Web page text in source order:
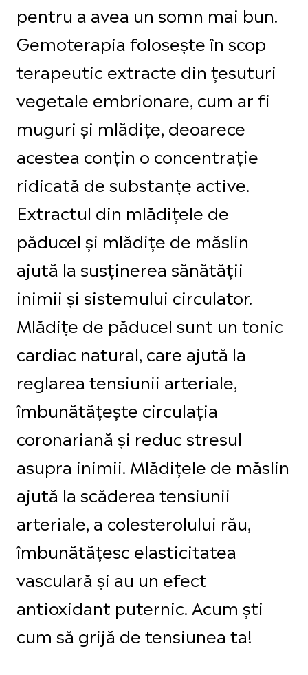
pentru a avea un somn mai bun.
Gemoterapia folosește în scop
terapeutic extracte din țesuturi
vegetale embrionare, cum ar fi
muguri și mlădițe, deoarece
acestea conțin o concentrație
ridicată de substanțe active.
Extractul din mlădițele de
păducel și mlădițe de măslin
ajută la susținerea sănătății
inimii și sistemului circulator.
Mlădițe de păducel sunt un tonic
cardiac natural, care ajută la
reglarea tensiunii arteriale,
îmbunătățește circulația
coronariană și reduc stresul
asupra inimii. Mlădițele de măslin
ajută la scăderea tensiunii
arteriale, a colesterolului rău,
îmbunătățesc elasticitatea
vasculară și au un efect
antioxidant puternic. Acum ști
cum să grijă de tensiunea ta!